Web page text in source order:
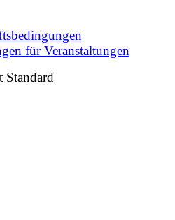
für Veranstaltungen
Standard